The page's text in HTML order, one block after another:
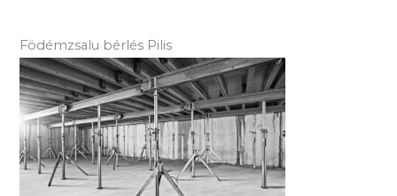
Födémzsalu bérlés Pilis